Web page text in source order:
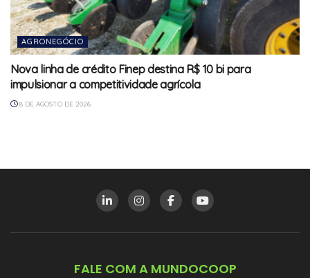
AGRONEGÓCIO
Nova linha de crédito Finep destina R$ 10 bi para
impulsionar a competitividade agrícola
8 DE AGOSTO DE 2026
FALE COM A MUNDOCOOP